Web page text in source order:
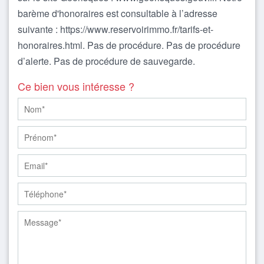
barème d'honoraires est consultable à l’adresse
suivante : https://www.reservoirimmo.fr/tarifs-et-
honoraires.html. Pas de procédure. Pas de procédure
d’alerte. Pas de procédure de sauvegarde.
Ce bien vous intéresse ?